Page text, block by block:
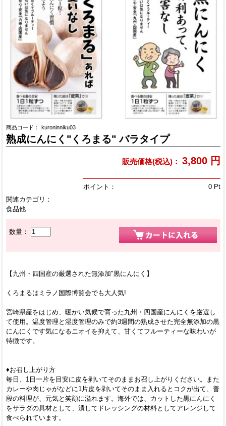
商品コード： kuroninniku03
熟成にんにく"くろまる" バラタイプ
販売価格(税込)： 3,800円
ポイント： 0Pt
関連カテゴリ：
食品他
数量：
【九州・四国産の厳選された無添加"黒にんにく】
くろまるはミラノ国際博覧会でも大人気!
宮崎県産をはじめ、暖かい気候で育った九州・四国産にんにくを厳選し
て使用。温度管理と湿度管理のみで約3週間の熟成させた完全無添加の黒
にんにくです気になるニオイを抑えて、甘くてフルーティーな味わいが
特徴です。
♦お召し上がり方
毎日、1日一片を目安に皮を剥いてそのままお召し上がりください。また
カレーや肉じゃがなどに1片皮を剥いてそのまま入れるとコクが出て、普
段の料理が、元気と笑顔に溢れます。海外では、カットした黒にんにく
をサラダの具材として、潰してドレッシングの材料としてアレンジして
食べられています。